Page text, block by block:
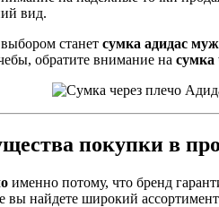
вид.
станет сумка адидас
обратите внимание на сумка
покупки в
именно потому, что бренд
найдете широкий